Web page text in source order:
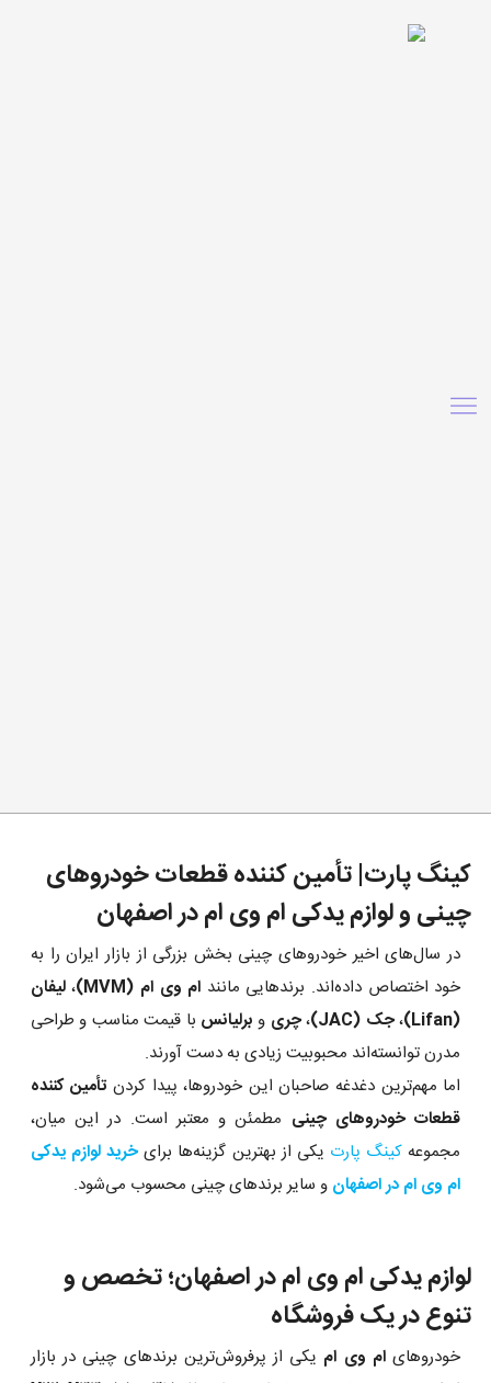
کینگ پارت| تأمین کننده قطعات خودروهای
چینی و لوازم یدکی ام وی ام در اصفهان
در سال‌های اخیر خودروهای چینی بخش بزرگی از بازار ایران را به
خود اختصاص داده‌اند. برندهایی مانند ام وی ام (MVM) ،لیفان
(Lifan)
،جک (JAC) ،چری و برلیانس با قیمت مناسب و طراحی
مدرن توانسته‌اند محبوبیت زیادی به دست آورند.
اما مهم‌ترین دغدغه صاحبان این خودروها، پیدا کردن تأمین کننده
قطعات خودروهای چینی مطمئن و معتبر است. در این میان،
مجموعه کینگ پارت یکی از بهترین گزینه‌ها برایخرید لوازم یدکی
ام وی ام در اصفهان و سایر برندهای چینی محسوب می‌شود.
لوازم یدکی ام وی ام در اصفهان؛ تخصص و
تنوع در یک فروشگاه
خودروهایام وی ام یکی از پرفروش‌ترین برندهای چینی در بازار